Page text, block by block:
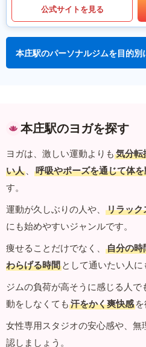
公式サイトを見る
本庄駅のパーソナルジムを目的別
本庄駅のヨガを探す
ヨガは、激しい運動よりも 気分転
い人 、 呼吸やポーズを通じて体
す。
運動が久しぶりの人や、
リラック
にも始めやすいジャンルです。
痩せることだけでなく、
自分の時
わらげる時間 として通いたい人に
ジムの負荷が高そうに感じる人
動をしなくても 汗をかく爽快感
女性専用スタジオの安心感や、
認しましょう。